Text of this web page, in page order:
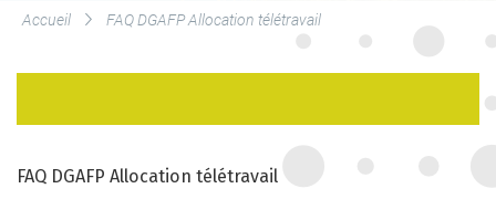
LES SERVICES DU CDG
LE DROIT SYNDICAL ET LES
PROFESSIONNELLES
Accueil FAQ DGAFP Allocation télétravail
FAQ DGAFP Allocation télétravail